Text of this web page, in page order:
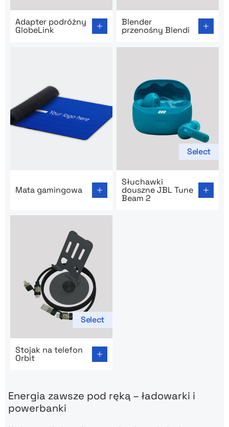
Adapter podróżny
GlobeLink
Blender
przenośny Blendi
Mata gamingowa
Select
Słuchawki
douszne JBL Tune
Beam 2
Select
Stojak na telefon
Orbit
Energia zawsze pod ręką – ładowarki i
powerbanki